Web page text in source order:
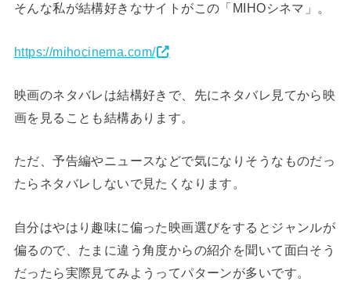
そんな私が結構好きなサイトがこの「MIHOシネマ」。
https://mihocinema.com/
映画のネタバレは結構好きで、先にネタバレ見てから映
画を見ることも結構あります。
ただ、予告編やニュースなどで気になりそうなものだっ
たらネタバレしないで見たくなります。
自分はやはり趣味に偏った映画選びをするとジャンルが
偏るので、たまに違う角度からの紹介を聞いて面白そう
だったら実際見てみようってパターンが多いです。